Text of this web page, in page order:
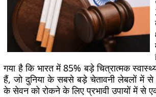
गया है कि भारत में 85% बड़े चित्रात्मक
हैं, जो दुनिया के सबसे बड़े चेतावनी लेबलों में
के सेवन को रोकने के लिए प्रभावी उपायों में से